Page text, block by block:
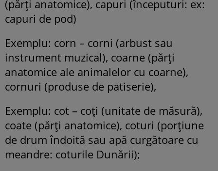
(părți anatomice), capuri (începuturi: ex:
capuri de pod)
Exemplu: corn – corni (arbust sau
instrument muzical), coarne (părți
anatomice ale animalelor cu coarne),
cornuri (produse de patiserie),
Exemplu: cot – coţi (unitate de măsură),
coate (părți anatomice), coturi (porțiune
de drum îndoită sau apă curgătoare cu
meandre: coturile Dunării);